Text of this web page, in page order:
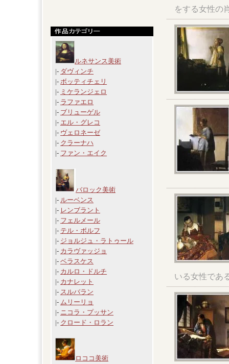
ルネサンス美術
|- ダヴィンチ
|- ボッティチェリ
|- ミケランジェロ
|- ラファエロ
|- ブリューゲル
|- エル・グレコ
|- ヴェロネーゼ
|- クラーナハ
|- ファン・エイク
バロック美術
|- ルーベンス
|- レンブラント
|- フェルメール
|- テル・ボルフ
|- ジョルジュ・ラトゥール
|- カラヴァッジョ
|- ベラスケス
|- カルロ・ドルチ
|- カナレット
|- スルバラン
|- ムリーリョ
|- ニコラ・プッサン
|- クロード・ロラン
ロココ美術
をする女性の
いる女性であ